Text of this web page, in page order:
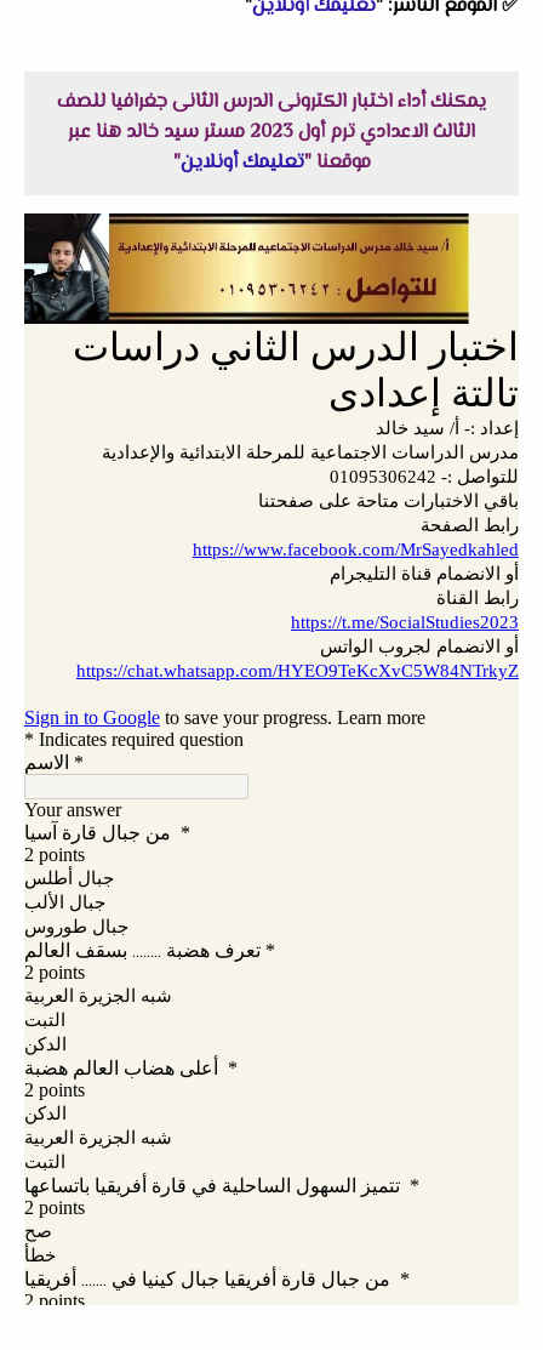
✅الموقع الناشر: "تعليمك أونلاين"
يمكنك أداء اختبار الكترونى الدرس الثانى جغرافيا للصف
الثالث الاعدادي ترم أول 2023 مستر سيد خالد هنا عبر
موقعنا "تعليمك أونلاين"